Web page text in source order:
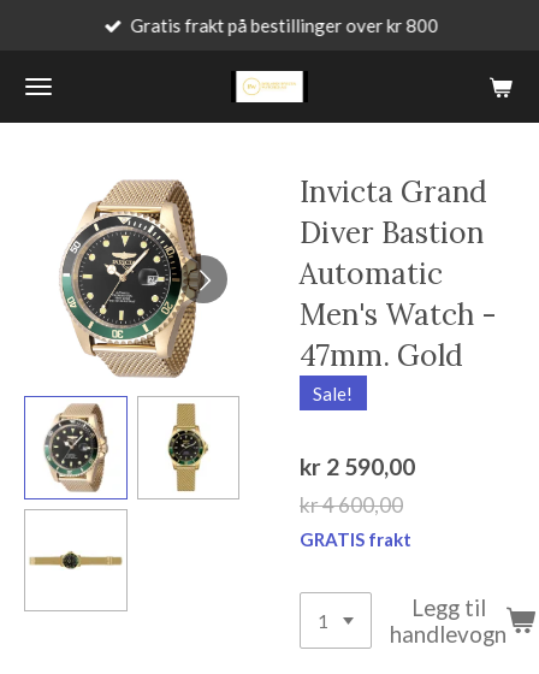
hovedinnhold
Gratis frakt på bestillinger over kr 800
Invicta Grand
Diver Bastion
Automatic
Men's Watch -
47mm. Gold
Sale!
kr 2 590,00
kr 4 600,00
GRATIS frakt
Legg til
handlevogn